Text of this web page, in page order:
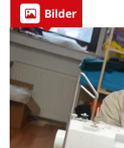
Bilder